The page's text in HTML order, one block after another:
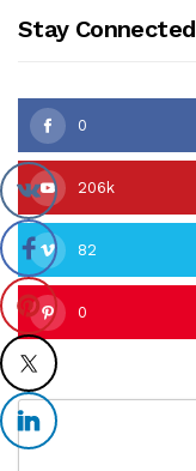
Stay Connected
0
206k
82
0